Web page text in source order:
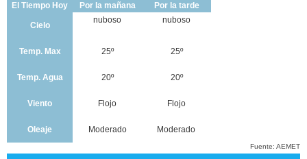
El Tiempo Hoy Por la mañana Por la tarde
Cielo
nuboso nuboso
Temp. Max 25º 25º
Temp. Agua 20º 20º
Viento Flojo Flojo
Oleaje Moderado Moderado
Fuente: AEMET